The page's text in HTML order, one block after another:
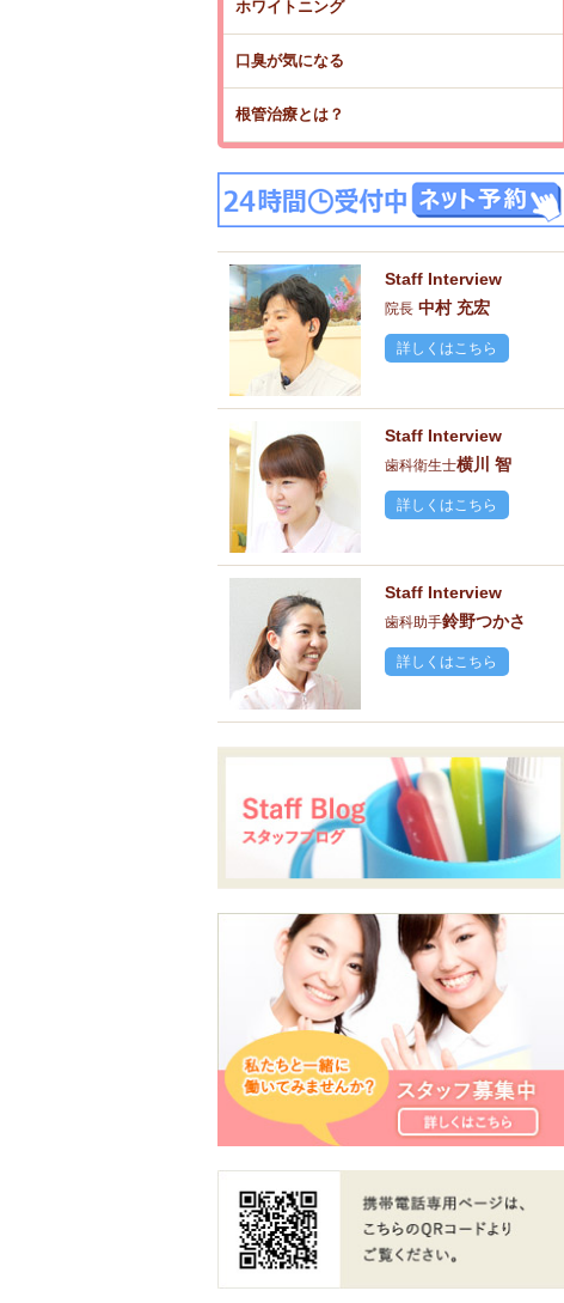
ホワイトニング
口臭が気になる
根管治療とは？
Staff Interview
院長 中村 充宏
詳しくはこちら
Staff Interview
歯科衛生士横川 智
詳しくはこちら
Staff Interview
歯科助手鈴野つかさ
詳しくはこちら